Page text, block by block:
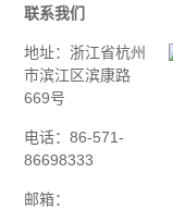
联系我们
地址：浙江省杭州
市滨江区滨康路
669号
电话：86-571-
86698333
邮箱：